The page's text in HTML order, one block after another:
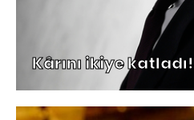
Kârını ikiye katladı!